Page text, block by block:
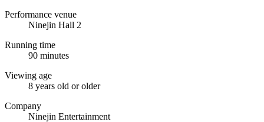
Performance venue
Ninejin Hall 2
Running time
90 minutes
Viewing age
8 years old or older
Company
Ninejin Entertainment